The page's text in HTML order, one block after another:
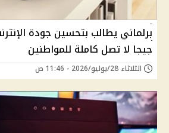
جيجا لا تصل كاملة للمواطنين
الثلاثاء 28/يوليو/2026 - 11:46 ص